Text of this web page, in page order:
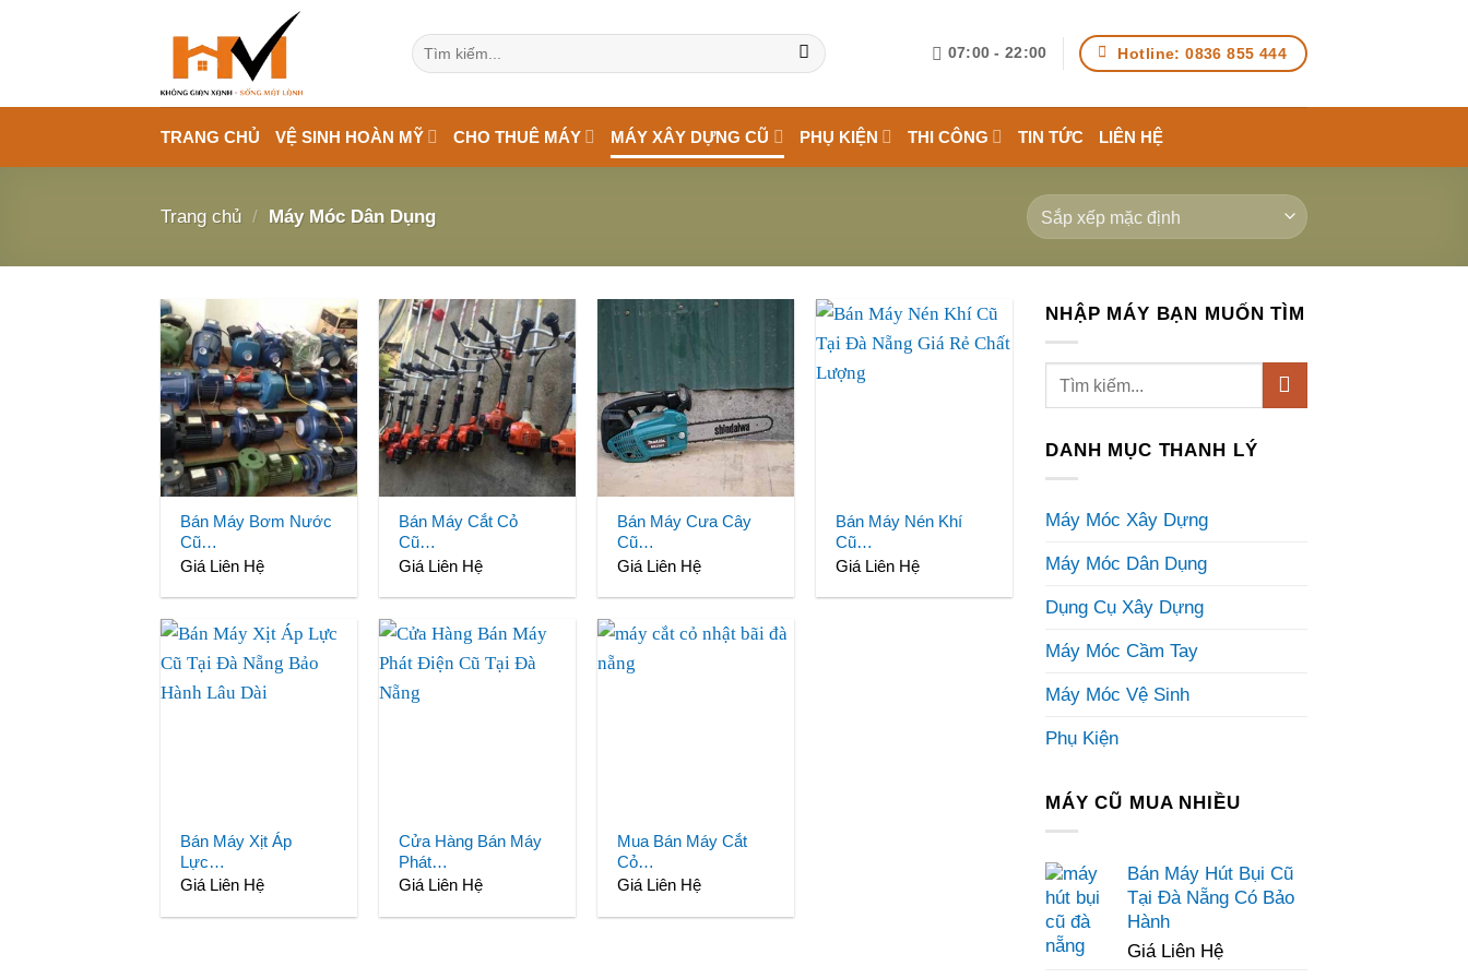
dung
Tìm
kiếm:
07:00 - 22:00 Hotline: 0836 855 444
TRANG CHỦ VỆ SINH HOÀN MỸ CHO THUÊ MÁY MÁY XÂY DỰNG CŨ PHỤ KIỆN THI CÔNG TIN TỨC LIÊN HỆ
Trang chủ / Máy Móc Dân Dụng
Bán Máy Bơm Nước
Cũ…
Giá Liên Hệ
Bán Máy Cắt Cỏ
Cũ…
Giá Liên Hệ
Bán Máy Cưa Cây
Cũ…
Giá Liên Hệ
Bán Máy Nén Khí
Cũ…
Giá Liên Hệ
Bán Máy Xịt Áp
Lực…
Giá Liên Hệ
Cửa Hàng Bán Máy
Phát…
Giá Liên Hệ
Mua Bán Máy Cắt
Cỏ…
Giá Liên Hệ
NHẬP MÁY BẠN MUỐN TÌM
Tìm
DANH MỤC THANH LÝ
Máy Móc Xây Dựng
Máy Móc Dân Dụng
Dụng Cụ Xây Dựng
Máy Móc Cầm Tay
Máy Móc Vệ Sinh
Phụ Kiện
MÁY CŨ MUA NHIỀU
Bán Máy Hút Bụi Cũ
Tại Đà Nẵng Có Bảo
Hành
Giá Liên Hệ